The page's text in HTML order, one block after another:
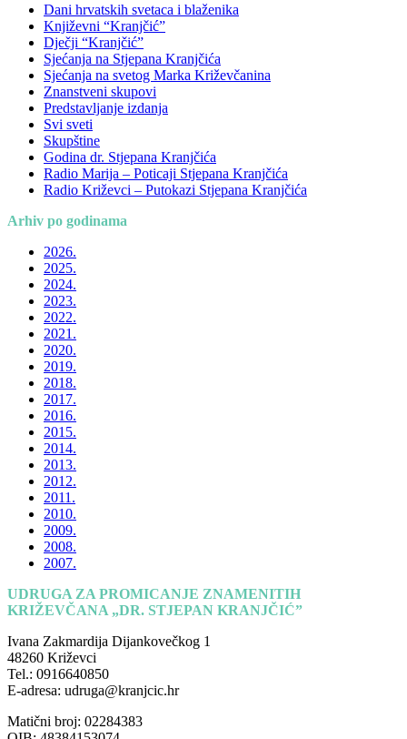
Dani hrvatskih svetaca i blaženika
Književni “Kranjčić”
Dječji “Kranjčić”
Sjećanja na Stjepana Kranjčića
Sjećanja na svetog Marka Križevčanina
Znanstveni skupovi
Predstavljanje izdanja
Svi sveti
Skupštine
Godina dr. Stjepana Kranjčića
Radio Marija – Poticaji Stjepana Kranjčića
Radio Križevci – Putokazi Stjepana Kranjčića
Arhiv po godinama
2026.
2025.
2024.
2023.
2022.
2021.
2020.
2019.
2018.
2017.
2016.
2015.
2014.
2013.
2012.
2011.
2010.
2009.
2008.
2007.
UDRUGA ZA PROMICANJE ZNAMENITIH
KRIŽEVČANA „DR. STJEPAN KRANJČIĆ”
Ivana Zakmardija Dijankovečkog 1
48260 Križevci
Tel.: 0916640850
E-adresa: udruga@kranjcic.hr
Matični broj: 02284383